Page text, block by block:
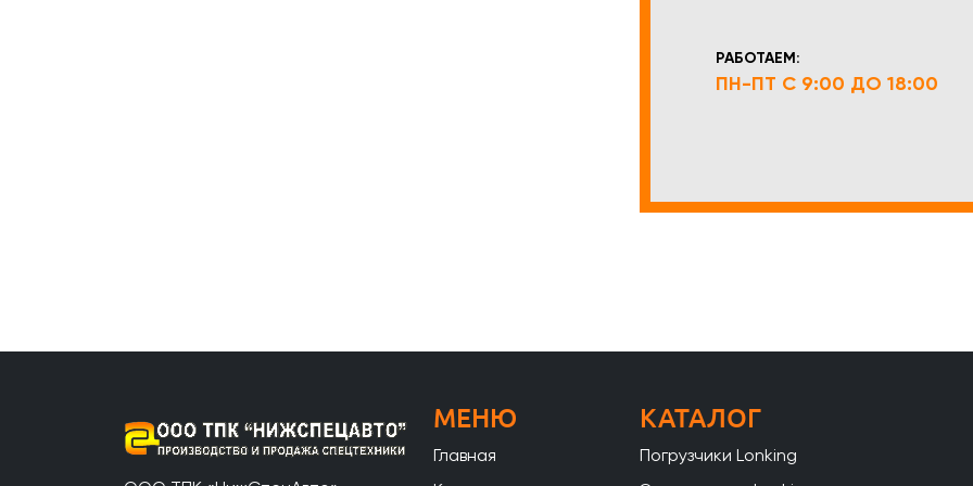
РАБОТАЕМ:
ПН-ПТ С 9:00 ДО 18:00
МЕНЮ
Главная
КАТАЛОГ
Погрузчики Lonking